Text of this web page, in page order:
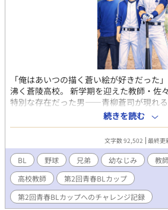
せいで兄が孤独であることを申し訳なく思
「俺はあいつの描く蒼い絵が好きだった
沸く蒼陵高校。 新学期を迎えた教師・佐
特別な存在だった男――青柳蒼司が現れ
る美術教師・蒼司。 保健体育教師として
しぶりの再会。 止まったままの時間。 そ
「好きだよ」という言葉。 蒼い海の絵に
いが、少しずつ二人の距離を揺らしてい
った恋”を描く、青春BLストーリー。 主
高校 保健体育教師、野球部コーチ。 36
見がいいため、生徒からの評判は良い。
ースだった。 ◯青柳 蒼司 蒼陵高校 美
静かで、落ち着いた性格。 青い海の絵を
続きを読む
文字数 92,502 最終更
BL 野球 兄弟 幼なじみ 教
高校教師
第2回青春BLカップ
第2回青春BLカップへのチャレンジ記録